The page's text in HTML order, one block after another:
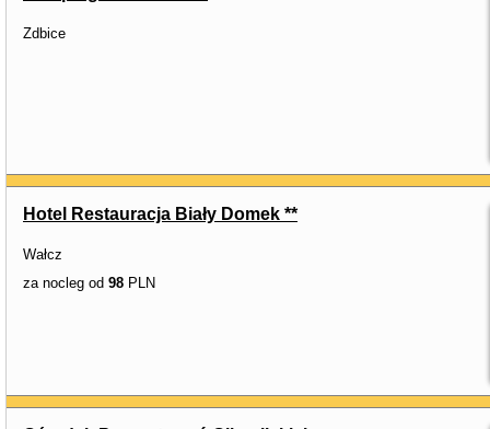
Zdbice
Hotel Restauracja Biały Domek **
Wałcz
za nocleg od 98 PLN